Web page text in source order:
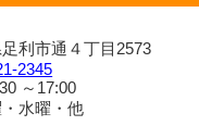
利市通４丁目2573
2345
～17:00
水曜・他